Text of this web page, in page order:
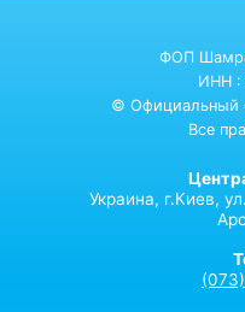
ФОП
ИНН :
© Официальный
Все
Украина, г.Киев,